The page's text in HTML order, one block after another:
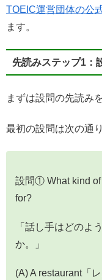
TOEIC運営団体の公
ます。
先読みステップ1：
まずは設問の先読み
最初の設問は次の通り
設問① What kind of
for?
「話し手はどのよ
か。」
(A) A restaurant「レ